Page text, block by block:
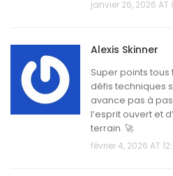
janvier 26, 2026 AT
Alexis Skinner
Super points tous
défis techniques
avance pas à
l’esprit ouvert et
terrain. 🚀
février 4, 2026 AT